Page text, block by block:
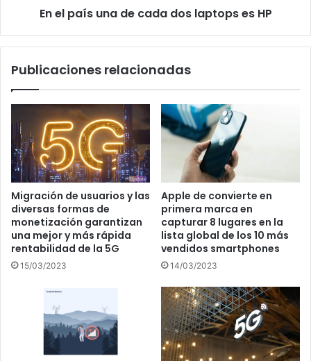
En el país una de cada dos laptops es HP
Publicaciones relacionadas
Migración de usuarios y las
diversas formas de
monetización garantizan
una mejor y más rápida
rentabilidad de la 5G
15/03/2023
Apple de convierte en
primera marca en
capturar 8 lugares en la
lista global de los 10 más
vendidos smartphones
14/03/2023